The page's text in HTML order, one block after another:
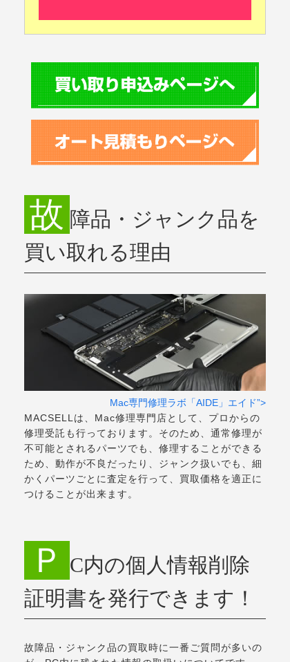
故 障品・ジャンク品を
買い取れる理由
Mac専門修理ラボ「AIDE」エイド”>
MACSELLは、Mac修理専門店として、プロからの
修理受託も行っております。そのため、通常修理が
不可能とされるパーツでも、修理することができる
ため、動作が不良だったり、ジャンク扱いでも、細
かくパーツごとに査定を行って、買取価格を適正に
つけることが出来ます。
Ｐ
C内の個人情報削除
証明書を発行できます！
故障品・ジャンク品の買取時に一番ご質問が多いの